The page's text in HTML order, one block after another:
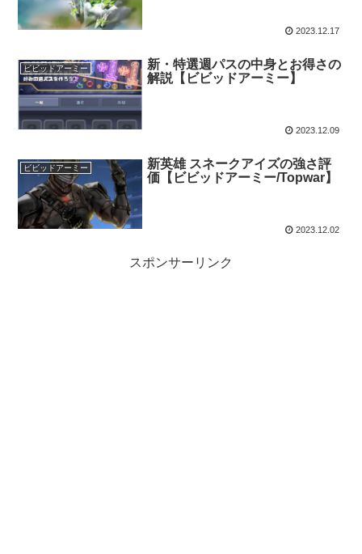
2023.12.17
ビビッドアーミー
新・特選週パスの中身とお得さの
解説【ビビッドアーミー】
2023.12.09
ビビッドアーミー
新英雄 スネークアイズの強さ評
価【ビビッドアーミー/Topwar】
2023.12.02
スポンサーリンク